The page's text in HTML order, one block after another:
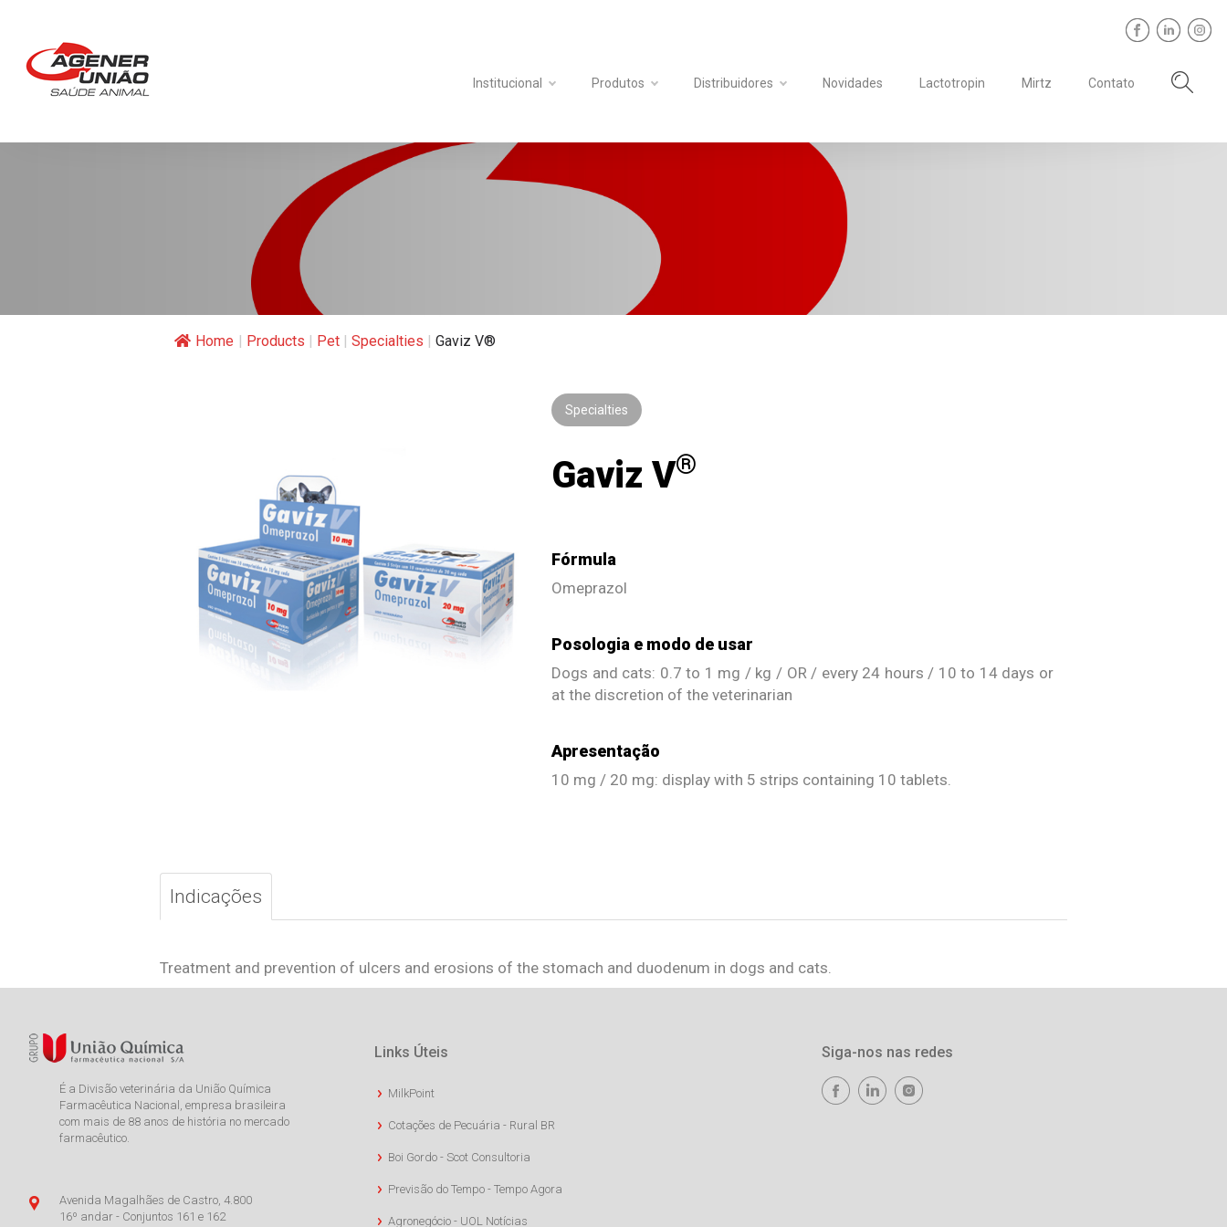
Institucional Produtos Distribuidores Novidades Lactotropin Mirtz Contato
Home | Products | Pet | Specialties | Gaviz V®
Specialties
Gaviz V®
Fórmula
Omeprazol
Posologia e modo de usar
Dogs and cats: 0.7 to 1 mg / kg / OR / every 24 hours / 10 to 14 days or
at the discretion of the veterinarian
Apresentação
10 mg / 20 mg: display with 5 strips containing 10 tablets.
Indicações
Treatment and prevention of ulcers and erosions of the stomach and duodenum in dogs and cats.
É a Divisão veterinária da União Química
Farmacêutica Nacional, empresa brasileira
com mais de 88 anos de história no mercado
farmacêutico.
Avenida Magalhães de Castro, 4.800
16º andar - Conjuntos 161 e 162
Links Úteis
MilkPoint
Cotações de Pecuária - Rural BR
Boi Gordo - Scot Consultoria
Previsão do Tempo - Tempo Agora
Agronegócio - UOL Notícias
Siga-nos nas redes